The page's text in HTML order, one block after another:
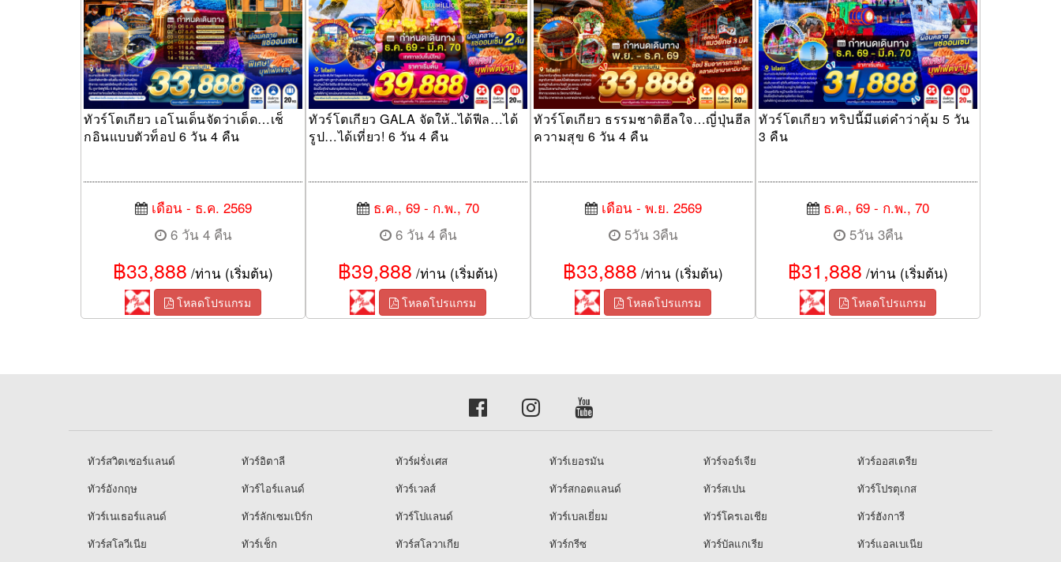
ทัวร์โตเกียว เอโนเด็นจัดว่าเด็ด…เช็
กอินแบบตัวท็อป 6 วัน 4 คืน
เดือน - ธ.ค. 2569
6 วัน 4 คืน
฿33,888 /ท่าน (เริ่มต้น)
โหลดโปรแกรม
ทัวร์โตเกียว GALA จัดให้..ได้ฟีล…ได้
รูป…ได้เที่ยว! 6 วัน 4 คืน
ธ.ค., 69 - ก.พ., 70
6 วัน 4 คืน
฿39,888 /ท่าน (เริ่มต้น)
โหลดโปรแกรม
ทัวร์โตเกียว ธรรมชาติฮีลใจ…ญี่ปุ่นฮีล
ความสุข 6 วัน 4 คืน
เดือน - พ.ย. 2569
5วัน 3คืน
฿33,888 /ท่าน (เริ่มต้น)
โหลดโปรแกรม
ทัวร์โตเกียว ทริปนี้มีแต่คำว่าคุ้ม 5 วัน
3 คืน
ธ.ค., 69 - ก.พ., 70
5วัน 3คืน
฿31,888 /ท่าน (เริ่มต้น)
โหลดโปรแกรม
ทัวร์สวิตเซอร์แลนด์ ทัวร์อิตาลี ทัวร์ฝรั่งเศส ทัวร์เยอรมัน ทัวร์จอร์เจีย
ทัวร์ออสเตรีย
ทัวร์อังกฤษ
ทัวร์ไอร์แลนด์ ทัวร์เวลส์ ทัวร์สกอตแลนด์ ทัวร์สเปน
ทัวร์โปรตุเกส
ทัวร์เนเธอร์แลนด์
ทัวร์ลักเซมเบิร์ก ทัวร์โปแลนด์ ทัวร์เบลเยี่ยม ทัวร์โครเอเชีย
ทัวร์ฮังการี
ทัวร์สโลวีเนีย
ทัวร์เช็ก ทัวร์สโลวาเกีย ทัวร์กรีซ ทัวร์บัลแกเรีย
ทัวร์แอลเบเนีย